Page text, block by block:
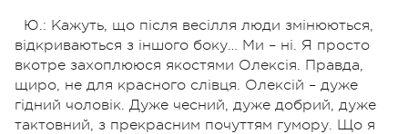
Ю.: Кажуть, що після весілля люди змінюються,
відкриваються з іншого боку… Ми – ні. Я просто
вкотре захоплююся якостями Олексія. Правда,
щиро, не для красного слівця. Олексій – дуже
гідний чоловік. Дуже чесний, дуже добрий, дуже
тактовний, з прекрасним почуттям гумору. Що я